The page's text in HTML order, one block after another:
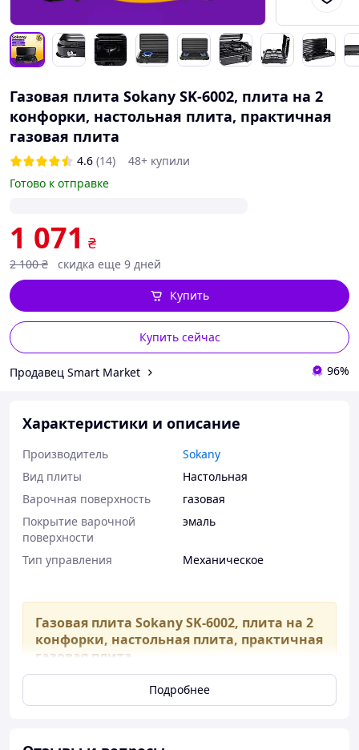
Газовая плита Sokany SK-6002, плита на 2
конфорки, настольная плита, практичная
газовая плита
4.6 (14)
48+ купили
Готово к отправке
1 071 ₴
2 100 ₴ скидка еще 9 дней
Купить сейчас
Купить
Продавец Smart Market 96%
Характеристики и описание
Производитель
Sokany
Вид плиты
Настольная
Варочная поверхность
газовая
Покрытие варочной
поверхности
эмаль
Тип управления Механическое
Газовая плита Sokany SK-6002, плита на 2
конфорки, настольная плита, практичная
газовая плита
Подробнее